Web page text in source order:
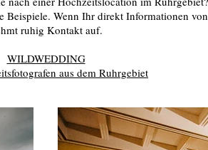
Beispiele. Wenn Ihr direkt Informationen
ruhig Kontakt auf.
WILDWEDDING
aus dem Ruhrgebiet